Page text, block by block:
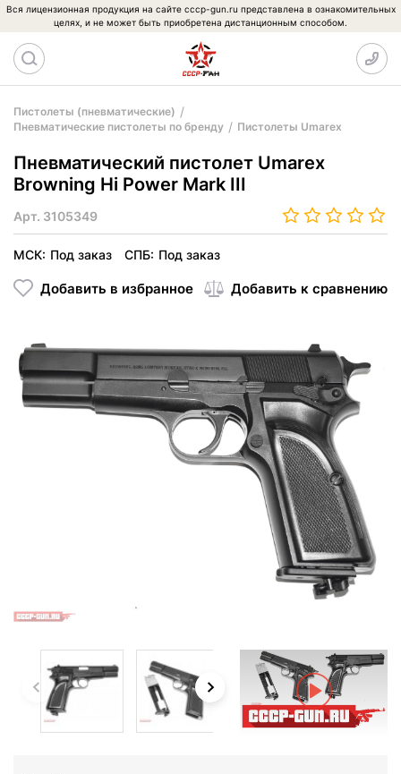
Вся лицензионная продукция на сайте cccp-gun.ru представлена в ознакомительных
целях, и не может быть приобретена дистанционным способом.
Пистолеты (пневматические)
Пневматические пистолеты по бренду
Пистолеты Umarex
Пневматический пистолет Umarex
Browning Hi Power Mark III
Арт. 3105349
МСК: Под заказ СПБ: Под заказ
Добавить в избранное Добавить к сравнению